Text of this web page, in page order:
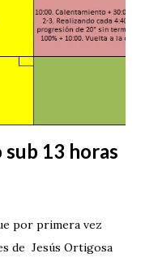
13 horas
por primera vez
de Jesús Ortigosa